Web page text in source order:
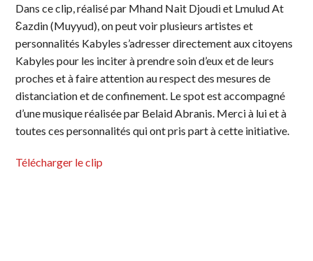
Dans ce clip, réalisé par Mhand Nait Djoudi et Lmulud At
Ɛazdin (Muyyud), on peut voir plusieurs artistes et
personnalités Kabyles s’adresser directement aux citoyens
Kabyles pour les inciter à prendre soin d’eux et de leurs
proches et à faire attention au respect des mesures de
distanciation et de confinement. Le spot est accompagné
d’une musique réalisée par Belaid Abranis. Merci à lui et à
toutes ces personnalités qui ont pris part à cette initiative.
Télécharger le clip